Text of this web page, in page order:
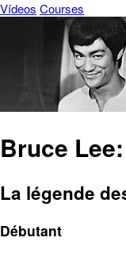
Vídeos Courses
Bruce
La légende
Débutant